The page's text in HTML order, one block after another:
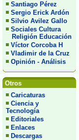
Santiago Pérez
Sergio Erick Ardón
Silvio Avilez Gallo
Sociales Cultura
Religión Educación
Víctor Corcoba H
Vladimir de la Cruz
Opinión - Análisis
Otros
Caricaturas
Ciencia y
Tecnología
Editoriales
Enlaces
Descargas